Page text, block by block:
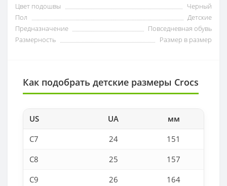
Цвет подошвы
Черный
Пол
Детские
Предназначение
Повседневная обувь
Размерность
Размер в размер
Как подобрать детские размеры Crocs
US UA
мм
C7
24
151
C8
25
157
C9
26
164